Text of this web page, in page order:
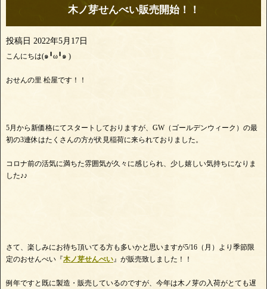
木ノ芽せんべい販売開始！！
投稿日 2022年5月17日
こんにちは(๑╹ω╹๑ )
おせんの里 松屋です！！
5月から新価格にてスタートしておりますが、GW（ゴールデンウィーク）の最
初の3連休はたくさんの方が伏見稲荷に来られておりました。
コロナ前の活気に満ちた雰囲気が久々に感じられ、少し嬉しい気持ちになりま
した♪♪
さて、楽しみにお待ち頂いてる方も多いかと思いますが5/16（月）より季節限
定のおせんべい『木ノ芽せんべい』が販売致しました！！
例年ですと既に製造・販売しているのですが、今年は木ノ芽の入荷がとても遅